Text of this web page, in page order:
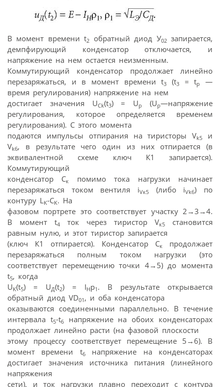
В момент времени t2 обратный диод У02запирается,
демпфирующий конденсатор отключается, и
напряжение на нем остается неизменным.
Коммутирующий конденсатор продолжает линейно
перезаряжаться, и в момент времени t3 (t3 = tp
—
время регулирования) напряжение на нем
достигает значения UCk(t3) = Up (Up—напряжение
регулирования, которое определяется временем
регулирования). С этого момента
подаются импульсы отпирания на тиристоры Vk5
и
Vk6, в результате чего один из них отпирается (в
эквивалентной схеме ключ К1 запирается).
Коммутирующий
конденсатор Ск
помимо тока нагрузки начинает
перезаряжаться током вентиля iVк5 (либо iVk6) по
контуру LK-CK. На
фазовом портрете это соответствует участку 2→3→4.
В момент t4 ток через тиристор Vк5
становится
равным нулю, и этот тиристор запирается
(ключ К1 отпирается). Конденсатор Ск
продолжает
перезаряжаться полным током нагрузки (это
соответствует перемещению точки 4→5) до момента
t5, когда
UK(t5) = UД(t2) = IHp1 . В результате открывается
обратный диод VD01 , и оба конденсатора
оказываются соединенными параллельно. В течение
интервала t5-t6напряжение на обоих конденсаторах
продолжает линейно расти (на фазовой плоскости
этому процессу соответствует перемещение 5→6). В
момент времени t6напряжение на конденсаторах
достигает значения источника питания (линейного
напряжения
сети), и ток нагрузки плавно переходит с контура